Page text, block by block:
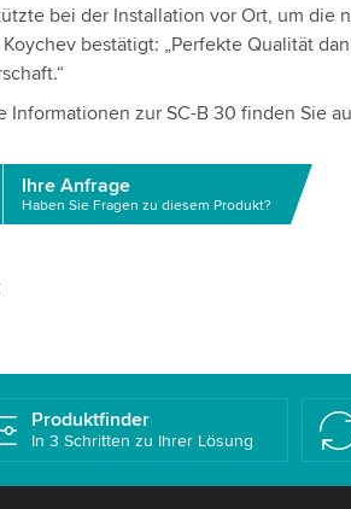
bei der Installation vor Ort, um die
bestätigt: „Perfekte Qualität
Informationen zur SC-B 30 finden Sie
Ihre Anfrage
Haben Sie Fragen zu diesem Produkt?
Produktfinder
In 3 Schritten zu Ihrer Lösung